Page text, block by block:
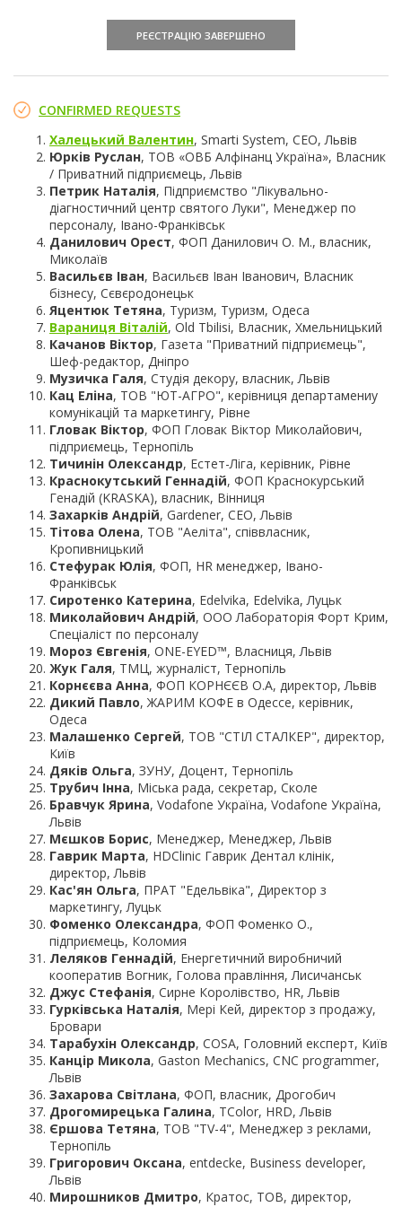
РЕЄСТРАЦІЮ ЗАВЕРШЕНО
CONFIRMED REQUESTS
Халецький Валентин, Smarti System, CEO, Львів
Юрків Руслан, ТОВ «ОВБ Алфінанц Україна», Власник
/ Приватний підприємець, Львів
Петрик Наталія, Підприємство "Лікувально-
діагностичний центр святого Луки", Менеджер по
персоналу, Івано-Франківськ
Данилович Орест, ФОП Данилович О. М., власник,
Миколаїв
Васильєв Іван, Васильєв Іван Іванович, Власник
бізнесу, Сєвєродонецьк
Яцентюк Тетяна, Туризм, Туризм, Одеса
Вараниця Віталій, Old Tbilisi, Власник, Хмельницький
Качанов Віктор, Газета "Приватний підприємець",
Шеф-редактор, Дніпро
Музичка Галя, Cтудія декору, власник, Львів
Кац Еліна, ТОВ "ЮТ-АГРО", керівниця департамениу
комунікацій та маркетингу, Рівне
Гловак Віктор, ФОП Гловак Віктор Миколайович,
підприємець, Тернопіль
Тичинін Олександр, Естет-Ліга, керівник, Рівне
Краснокутський Геннадій, ФОП Краснокурський
Генадій (KRASKA), власник, Вінниця
Захарків Андрій, Gardener, CEO, Львів
Тітова Олена, ТОВ "Аеліта", співвласник,
Кропивницький
Стефурак Юлія, ФОП, HR менеджер, Івано-
Франківськ
Сиротенко Катерина, Edelvika, Edelvika, Луцьк
Миколайович Андрій, ООО Лабораторія Форт Крим,
Спеціаліст по персоналу
Мороз Євгенія, ONE-EYED™, Власниця, Львів
Жук Галя, ТМЦ, журналіст, Тернопіль
Корнєєва Анна, ФОП КОРНЄЄВ О.А, директор, Львів
Дикий Павло, ЖАРИМ КОФЕ в Одессе, керівник,
Одеса
Малашенко Сергей, ТОВ "СТIЛ СТАЛКЕР", директор,
Київ
Дяків Ольга, ЗУНУ, Доцент, Тернопіль
Трубич Інна, Міська рада, секретар, Сколе
Бравчук Ярина, Vodafone Україна, Vodafone Україна,
Львів
Мєшков Борис, Менеджер, Менеджер, Львів
Гаврик Марта, HDClinic Гаврик Дентал клінік,
директор, Львів
Кас'ян Ольга, ПРАТ "Едельвіка", Директор з
маркетингу, Луцьк
Фоменко Олександра, ФОП Фоменко О.,
підприємець, Коломия
Леляков Геннадій, Енергетичний виробничий
кооператив Вогник, Голова правління, Лисичанськ
Джус Стефанія, Сирне Королівство, HR, Львів
Гурківська Наталія, Мері Кей, директор з продажу,
Бровари
Тарабухін Олександр, COSA, Головний експерт, Київ
Канцір Микола, Gaston Mechanics, CNC programmer,
Львів
Захарова Світлана, ФОП, власник, Дрогобич
Дрогомирецька Галина, TColor, HRD, Львів
Єршова Тетяна, ТОВ "TV-4", Менеджер з реклами,
Тернопіль
Григорович Оксана, entdecke, Business developer,
Львів
Мирошников Дмитро, Кратос, ТОВ, директор,